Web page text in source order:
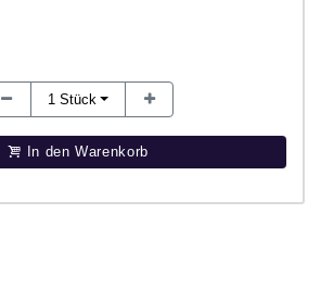
1 Stück
In den Warenkorb